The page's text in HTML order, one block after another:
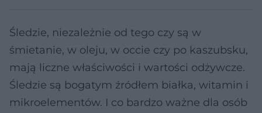
Śledzie, niezależnie od tego czy są w
śmietanie, w oleju, w occie czy po kaszubsku,
mają liczne właściwości i wartości odżywcze.
Śledzie są bogatym źródłem białka, witamin i
mikroelementów. I co bardzo ważne dla osób